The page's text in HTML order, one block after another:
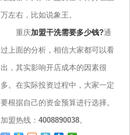
万左右，比如说象王。
重庆加盟干洗需要多少钱?通
过上面的分析，相信大家都可以看
出，其实影响开店成本的因素很
多。在实际投资过程中，大家一定
要根据自己的资金预算进行选择。
加盟热线： 4008890038。